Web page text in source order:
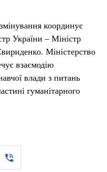
координує
України – Міністр
Міністерство
взаємодію
влади з питань
гуманітарного